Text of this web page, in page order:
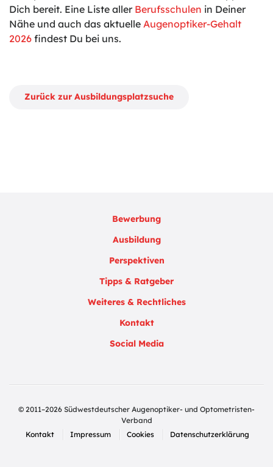
Dich bereit. Eine Liste aller Berufsschulen in Deiner
Nähe und auch das aktuelle Augenoptiker-Gehalt
2026 findest Du bei uns.
Zurück zur Ausbildungsplatzsuche
Bewerbung
Ausbildung
Perspektiven
Tipps & Ratgeber
Weiteres & Rechtliches
Kontakt
Social Media
© 2011–2026 Südwestdeutscher Augenoptiker- und Optometristen-
Verband
Kontakt
Impressum Cookies Datenschutzerklärung